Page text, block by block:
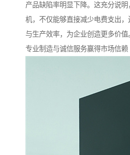
产品缺陷率明显下降。这充分说
机，不仅能够直接减少电费支出
与生产效率，为企业创造更多价值
专业制造与诚信服务赢得市场信赖